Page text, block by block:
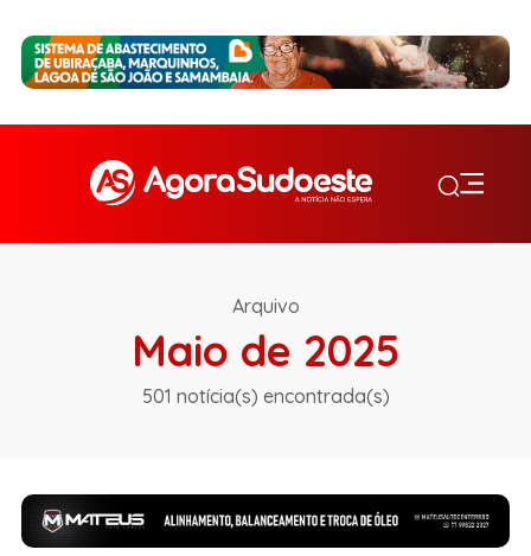
Arquivo
Maio de 2025
501 notícia(s) encontrada(s)